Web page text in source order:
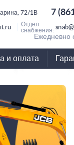
72/1В 7
Отдел
снабжения:
Ежедневно
и оплата